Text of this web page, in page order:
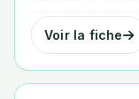
Voir la fiche